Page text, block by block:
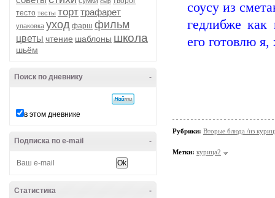
тесто тесты торттрафарет
упаковка уход фарш фильм
цветы чтение шаблоны школа
шьём
-
Поиск по дневнику
в этом дневнике
-
Подписка по e-mail
-
Статистика
соусу из
гедлибже
его готовлю я,
Рубрики: Вторые блюда /из
Метки: курица2